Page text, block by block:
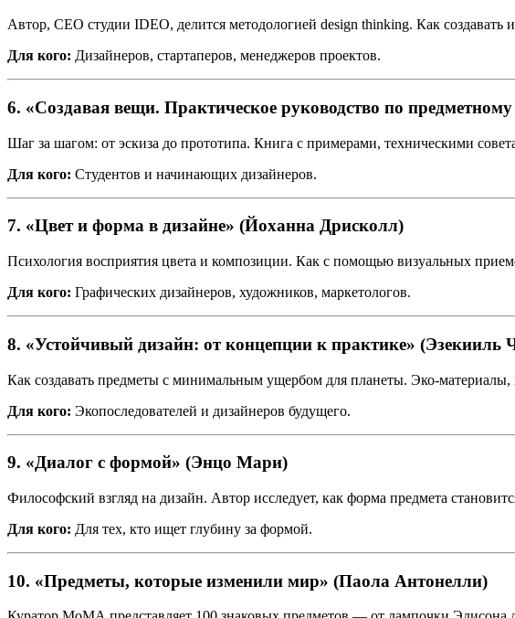
Автор, CEO студии IDEO, делится методологией design thinking. Как
Для кого: Дизайнеров, стартаперов, менеджеров проектов.
6. «Создавая вещи. Практическое руководство по
Шаг за шагом: от эскиза до прототипа. Книга с примерами, техническими
Для кого: Студентов и начинающих дизайнеров.
7. «Цвет и форма в дизайне» (Йоханна Дрисколл)
Психология восприятия цвета и композиции. Как с помощью визуальных
Для кого: Графических дизайнеров, художников, маркетологов.
8. «Устойчивый дизайн: от концепции к практике» (Эзекииль
Как создавать предметы с минимальным ущербом для планеты. Эко-
Для кого: Экопоследователей и дизайнеров будущего.
9. «Диалог с формой» (Энцо Мари)
Философский взгляд на дизайн. Автор исследует, как форма предмета
Для кого: Для тех, кто ищет глубину за формой.
10. «Предметы, которые изменили мир» (Паола Антонелли)